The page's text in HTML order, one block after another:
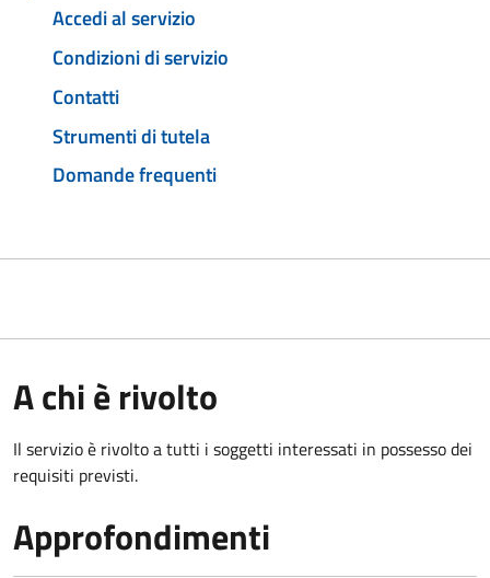
Accedi al servizio
Condizioni di servizio
Contatti
Strumenti di tutela
Domande frequenti
A chi è rivolto
Il servizio è rivolto a tutti i soggetti interessati in possesso dei
requisiti previsti.
Approfondimenti